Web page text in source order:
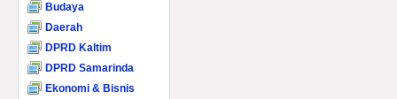
Budaya
Daerah
DPRD Kaltim
DPRD Samarinda
Ekonomi & Bisnis